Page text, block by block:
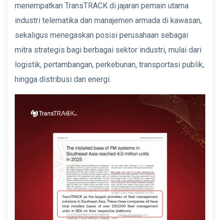
menempatkan TransTRACK di jajaran pemain utama
industri telematika dan manajemen armada di kawasan,
sekaligus menegaskan posisi perusahaan sebagai
mitra strategis bagi berbagai sektor industri, mulai dari
logistik, pertambangan, perkebunan, transportasi publik,
hingga distribusi dan energi.